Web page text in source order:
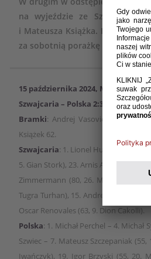
na wyjeździe ze Szwajcarią
i Mateusza Książka.
za sobotnią porażkę 0:1.
15 października 2024, Meyrin
Szwajcaria – Polska 2:3 (1:2)
Bramki: Andrej Vasovic 37, Elio
Książek 62.
Szwajcaria: 1. Lionel Huwiler – 20.
5. Gian Stork), 23. Arnis Ademi (80,
Zimmermann (80, 26. Max Corbon),
Tugra Turhan), 15. Andrej Vasovic
Oscar Renovales (63, 9. Dion Cakolli).
Polska: 1. Michał Perchel – 4.
Szwiec – 7. Mateusz Szczepaniak
Iwańczyk), 19. Igor Brzyski (55, 20.